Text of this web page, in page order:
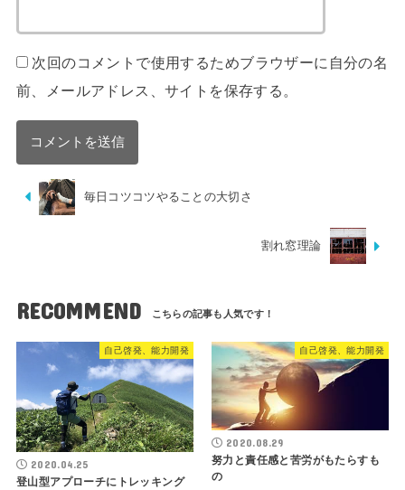
次回のコメントで使用するためブラウザーに自分の名
前、メールアドレス、サイトを保存する。
毎日コツコツやることの大切さ
割れ窓理論
RECOMMEND
自己啓発、能力開発
2020.04.25
登山型アプローチにトレッキング
自己啓発、能力開発
2020.08.29
努力と責任感と苦労がもたらすも
の